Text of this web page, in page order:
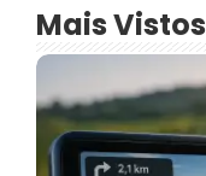
Mais Vistos